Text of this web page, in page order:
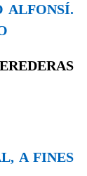
ALFONSÍ.
A FINES